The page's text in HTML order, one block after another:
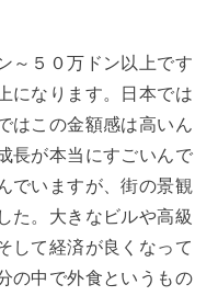
～５０万ドン以上です
になります。日本では
はこの金額感は高いん
長が本当にすごいんで
でいますが、街の景観
た。大きなビルや高級
して経済が良くなって
の中で外食というもの